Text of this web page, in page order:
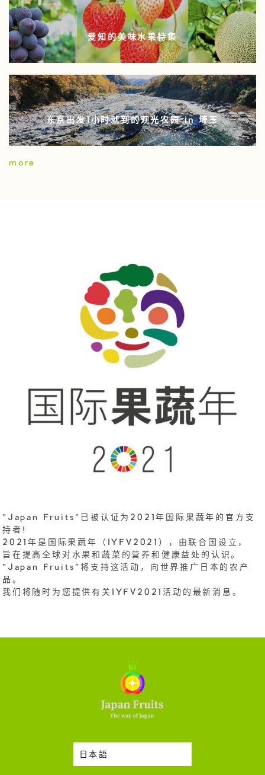
爱知的美味水果特集
东京出发1小时就到的观光农园 in 埼玉
more
"Japan Fruits"已被认证为2021年国际果蔬年的官方支
持者!
2021年是国际果蔬年（IYFV2021），由联合国设立，
旨在提高全球对水果和蔬菜的营养和健康益处的认识。
"Japan Fruits"将支持这活动，向世界推广日本的农产
品。
我们将随时为您提供有关IYFV2021活动的最新消息。
日本語时令蔬果收成表